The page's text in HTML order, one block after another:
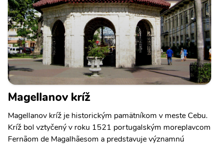
Magellanov kríž
Magellanov kríž je historickým pamätníkom v meste Cebu.
Kríž bol vztyčený v roku 1521 portugalským moreplavcom
Fernãom de Magalhãesom a predstavuje významnú